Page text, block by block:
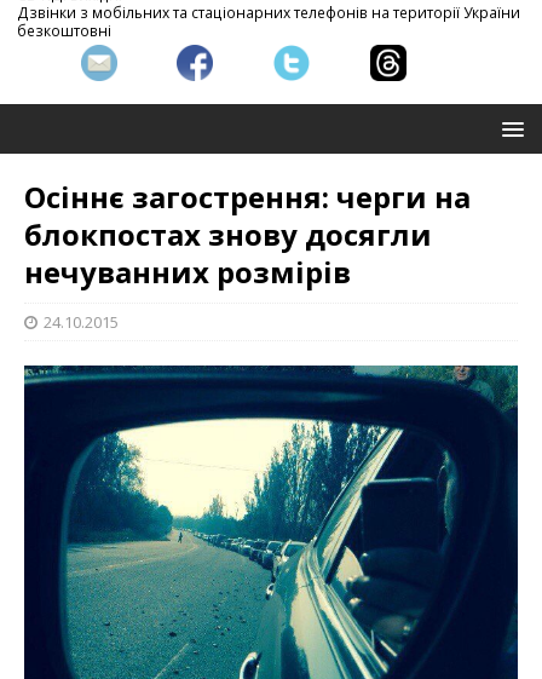
Дзвінки з мобільних та стаціонарних телефонів на території України
безкоштовні
Осіннє загострення: черги на
блокпостах знову досягли
нечуванних розмірів
24.10.2015